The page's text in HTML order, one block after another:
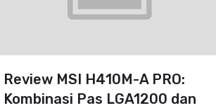
Review MSI H410M-A PRO:
Kombinasi Pas LGA1200 dan